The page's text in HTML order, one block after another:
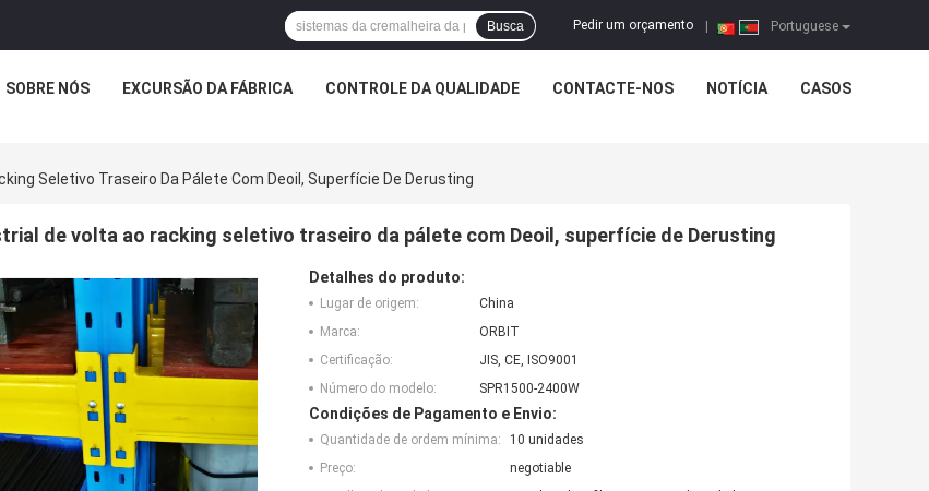
Portuguese
Pedir um orçamento
Busca
SOBRE NÓS EXCURSÃO DA FÁBRICA CONTROLE DA QUALIDADE CONTACTE-NOS NOTÍCIA CASOS
Seletivo Traseiro Da Pálete Com Deoil, Superfície De Derusting
de volta ao racking seletivo traseiro da pálete com Deoil, superfície de Derusting
Detalhes do produto:
Lugar de origem:
China
Marca:
ORBIT
Certificação:
JIS, CE, ISO9001
Número do modelo:
SPR1500-2400W
Condições de Pagamento e Envio:
Quantidade de ordem mínima:
10 unidades
Preço:
negotiable